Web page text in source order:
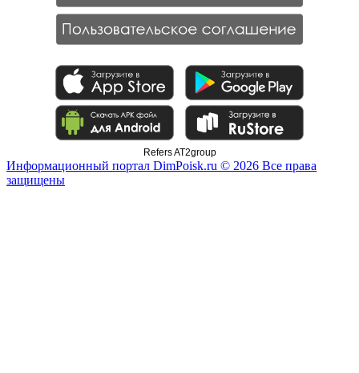
Refers AT2group
Информационный портал DimPoisk.ru © 2026 Все права
защищены